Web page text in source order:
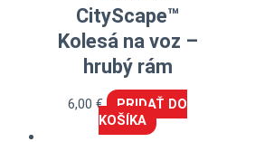
CityScape™
Kolesá na voz –
hrubý rám
6,00€
PRIDAŤ DO
KOŠÍKA